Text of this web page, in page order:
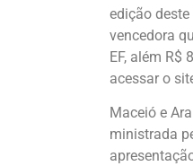
edição deste
vencedora
EF, além
acessar o
Maceió e
ministrada